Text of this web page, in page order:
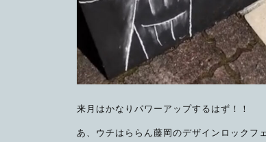
来月はかなりパワーアップするはず！！
あ、ウチはららん藤岡のデザインロックフ